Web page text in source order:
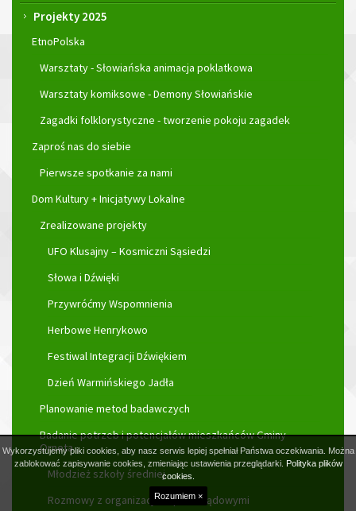
Projekty 2025
EtnoPolska
Warsztaty - Słowiańska animacja poklatkowa
Warsztaty komiksowe - Demony Słowiańskie
Zagadki folklorystyczne - tworzenie pokoju zagadek
Zaproś nas do siebie
Pierwsze spotkanie za nami
Dom Kultury + Inicjatywy Lokalne
Zrealizowane projekty
UFO Klusajny – Kosmiczni Sąsiedzi
Słowa i Dźwięki
Przywróćmy Wspomnienia
Herbowe Henrykowo
Festiwal Integracji Dźwiękiem
Dzień Warmińskiego Jadła
Planowanie metod badawczych
Badanie potrzeb i potencjałów mieszkańców Gminy
Orneta
Młodzież szkoły średniej
Rozmowy z organizacjami pozarządowymi
Wykorzystujemy pliki cookies, aby nasz serwis lepiej spełniał Państwa oczekiwania. Można
zablokować zapisywanie cookies, zmieniając ustawienia przeglądarki. Polityka plików
cookies.
Rozumiem ×